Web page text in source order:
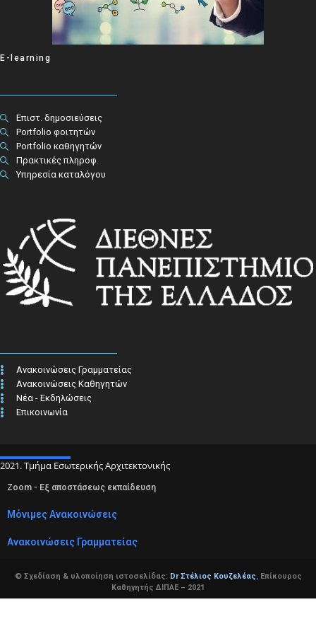
E-learning
Επιστ. δημοσιεύσεις
Portfolio φοιτητών
Portfolio καθηγητών
Πρακτικές πληροφ.​
Υπηρεσία καταλόγου
Ανακοινώσεις Γραμματείας
Ανακοινώσεις Καθηγητών
Νέα - Εκδηλώσεις
Επικοινωνία
2021. Τμήμα Εσωτερικής Αρχιτεκτονικής
Zoom - Εξ αποστάσεως εκπαίδευση
Μόνιμες Ανακοινώσεις
Ανακοινώσεις Γραμματείας
© Σχεδίαση & υλοποίηση ιστοσελίδας: Dr Στέλιος Κουζελέας,Επίκουρος
Καθηγητής ΔΙΠΑΕ – 2021